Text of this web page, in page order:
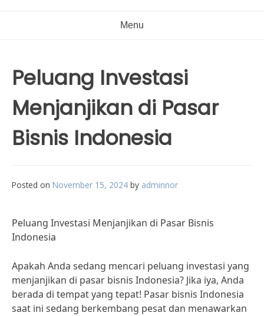
Menu
Peluang Investasi
Menjanjikan di Pasar
Bisnis Indonesia
Posted on November 15, 2024 by adminnor
Peluang Investasi Menjanjikan di Pasar Bisnis
Indonesia
Apakah Anda sedang mencari peluang investasi yang
menjanjikan di pasar bisnis Indonesia? Jika iya, Anda
berada di tempat yang tepat! Pasar bisnis Indonesia
saat ini sedang berkembang pesat dan menawarkan